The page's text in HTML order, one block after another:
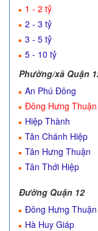
1 - 2 tỷ
2 - 3 tỷ
3 - 5 tỷ
5 - 10 tỷ
Phường/xã Quận
An Phú Đông
Đông Hưng Thuận
Hiệp Thành
Tân Chánh Hiệp
Tân Hưng Thuận
Tân Thới Hiệp
Đường Quận 12
Đông Hưng Thuận
Hà Huy Giáp